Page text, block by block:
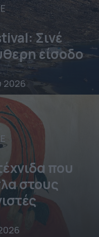
Σινέ
είσοδο
2026
που
στους